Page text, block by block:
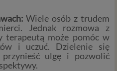
Wiele osób z trudem
Jednak rozmowa z
terapeutą może pomóc w
i uczuć. Dzielenie się
ulgę i pozwolić